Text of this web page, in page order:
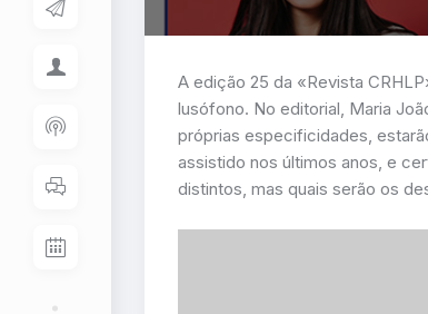
A edição 25 da «Revista
lusófono. No editorial, Maria
próprias especificidades,
assistido nos últimos anos, e
distintos, mas quais serão os